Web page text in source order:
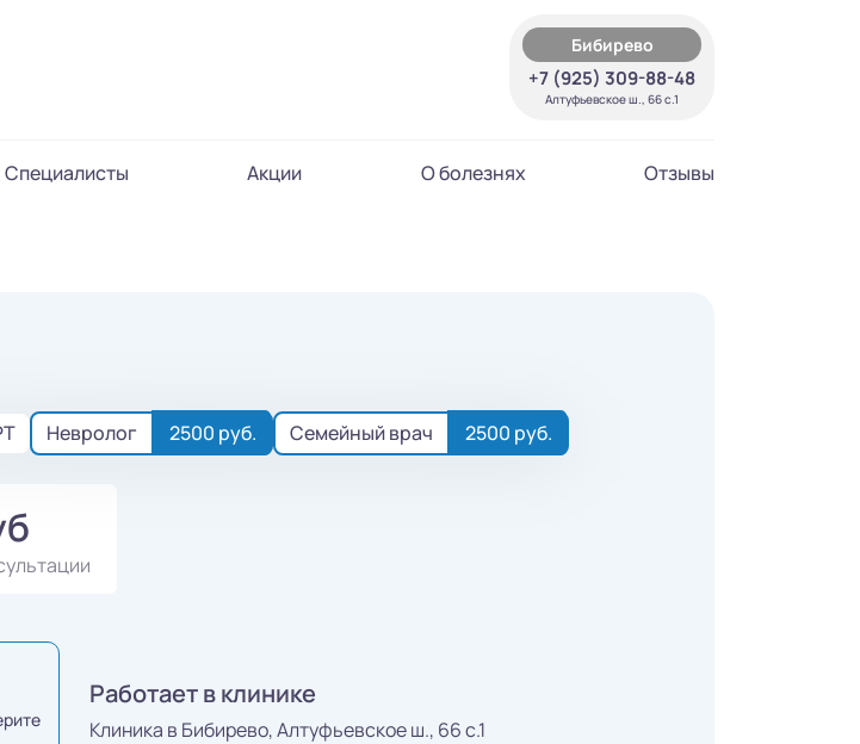
Бибирево
+7 (925) 309-88-48
Алтуфьевское ш., 66 с.1
Специалисты Акции О болезнях Отзывы
Невролог 2500 руб. Семейный врач 2500 руб.
Работает в клинике
Клиника в Бибирево,Алтуфьевское ш., 66 с.1